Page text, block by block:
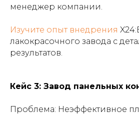
менеджер компании.
Изучите опыт внедрения
лакокрасочного завода с
результатов.
Кейс 3: Завод панельных
Проблема: Неэффективное